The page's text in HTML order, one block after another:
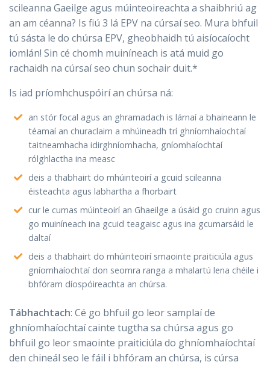
scileanna Gaeilge agus múinteoireachta a shaibhriú ag
an am céanna? Is fiú 3 lá EPV na cúrsaí seo. Mura bhfuil
tú sásta le do chúrsa EPV, gheobhaidh tú aisíocaíocht
iomlán! Sin cé chomh muiníneach is atá muid go
rachaidh na cúrsaí seo chun sochair duit.*
Is iad príomhchuspóirí an chúrsa ná:
an stór focal agus an ghramadach is lárnaí a bhaineann le
téamaí an churaclaim a mhúineadh trí ghníomhaíochtaí
taitneamhacha idirghníomhacha, gníomhaíochtaí
rólghlactha ina measc
deis a thabhairt do mhúinteoirí a gcuid scileanna
éisteachta agus labhartha a fhorbairt
cur le cumas múinteoirí an Ghaeilge a úsáid go cruinn agus
go muiníneach ina gcuid teagaisc agus ina gcumarsáid le
daltaí
deis a thabhairt do mhúinteoirí smaointe praiticiúla agus
gníomhaíochtaí don seomra ranga a mhalartú lena chéile i
bhfóram díospóireachta an chúrsa.
Tábhachtach: Cé go bhfuil go leor samplaí de
ghníomhaíochtaí cainte tugtha sa chúrsa agus go
bhfuil go leor smaointe praiticiúla do ghníomhaíochtaí
den chineál seo le fáil i bhfóram an chúrsa, is cúrsa